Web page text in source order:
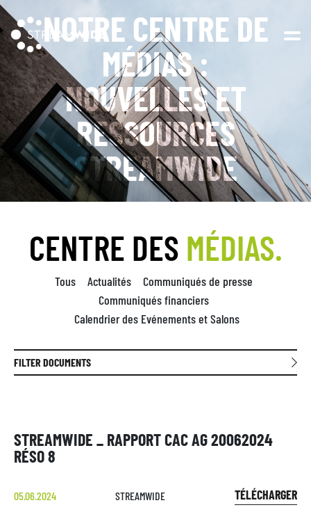
NOTRE CENTRE DE
MÉDIAS :
NOUVELLES ET
RESSOURCES
STREAMWIDE
CENTRE DES MÉDIAS.
Tous Actualités
Communiqués de presse
Communiqués financiers
Calendrier des Evénements et Salons
FILTER DOCUMENTS
STREAMWIDE _ RAPPORT CAC AG 20062024
RÉSO 8
05.06.2024 STREAMWIDE TÉLÉCHARGER